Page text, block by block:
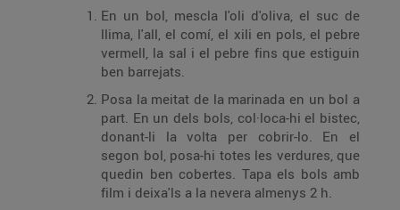
En un bol, mescla l'oli d'oliva, el suc de
llima, l'all, el comí, el xili en pols, el pebre
vermell, la sal i el pebre fins que estiguin
ben barrejats.
Posa la meitat de la marinada en un bol a
part. En un dels bols, col·loca-hi el bistec,
donant-li la volta per cobrir-lo. En el
segon bol, posa-hi totes les verdures, que
quedin ben cobertes. Tapa els bols amb
film i deixa'ls a la nevera almenys 2 h.